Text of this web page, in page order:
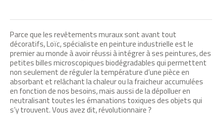
Parce que les revêtements muraux sont avant tout
décoratifs, Loïc, spécialiste en peinture industrielle est le
premier au monde à avoir réussi à intégrer à ses peintures, des
petites billes microscopiques biodégradables qui permettent
non seulement de réguler la température d’une pièce en
absorbant et relâchant la chaleur ou la fraicheur accumulées
en fonction de nos besoins, mais aussi de la dépolluer en
neutralisant toutes les émanations toxiques des objets qui
s’y trouvent. Vous avez dit, révolutionnaire ?